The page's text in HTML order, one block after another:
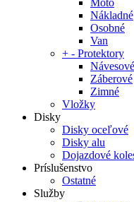
Moto
Nákladné
Osobné
Van
+ - Protektory
Návesové
Záberové
Zimné
Vložky
Disky
Disky oceľové
Disky alu
Dojazdové
Príslušenstvo
Ostatné
Služby